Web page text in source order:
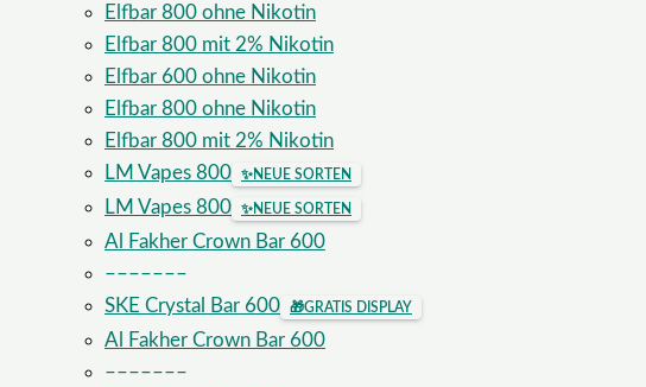
Elfbar 800 ohne Nikotin
Elfbar 800 mit 2% Nikotin
Elfbar 600 ohne Nikotin
Elfbar 800 ohne Nikotin
Elfbar 800 mit 2% Nikotin
LM Vapes 800
✨NEUE SORTEN
LM Vapes 800 ✨NEUE SORTEN
Al Fakher Crown Bar 600
–––––––
SKE Crystal Bar 600
🎁GRATIS DISPLAY
Al Fakher Crown Bar 600
–––––––